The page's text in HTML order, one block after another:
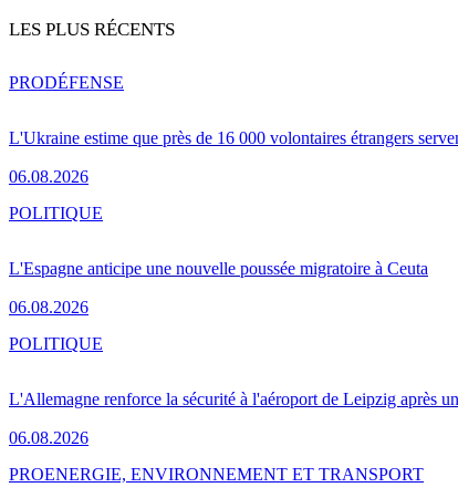
LES PLUS RÉCENTS
L'Ukraine estime que près de 16 000 volontaires étrangers
06.08.2026
PRODÉFENSE
L'Espagne anticipe une nouvelle poussée migratoire à Ceuta
06.08.2026
POLITIQUE
L'Allemagne renforce la sécurité à l'aéroport de Leipzig après
06.08.2026
POLITIQUE
PROENERGIE, ENVIRONNEMENT ET TRANSPORT